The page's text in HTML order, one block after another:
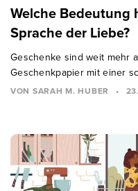
Welche Bedeutung
Sprache der Liebe?
Geschenke sind weit mehr
Geschenkpapier mit einer
VON SARAH M. HUBER •